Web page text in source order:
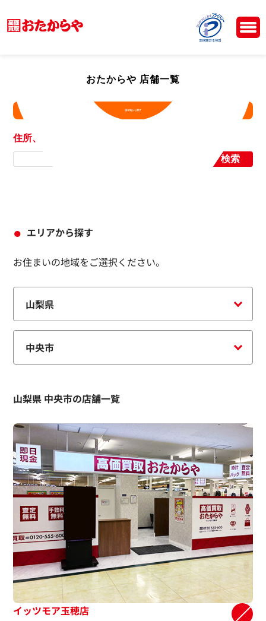
おたからや 店舗一覧
現在地から探す
住所、店舗名から探す
検索
エリアから探す
お住まいの地域をご選択ください。
山梨県 中央市の店舗一覧
イッツモア玉穂店